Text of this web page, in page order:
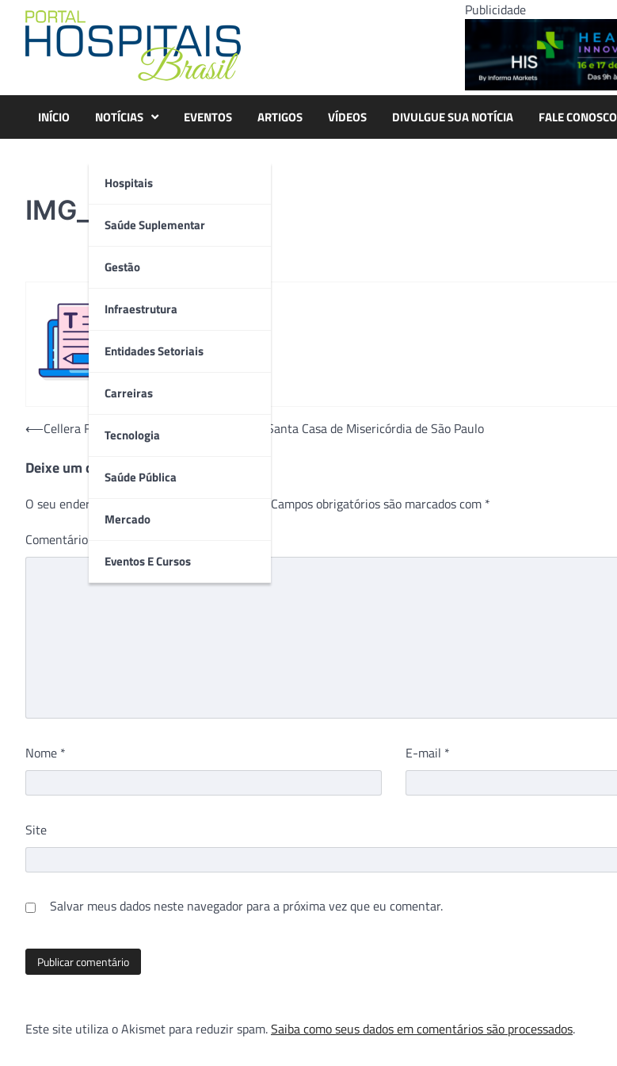
content
Publicidade
INÍCIO NOTÍCIAS
Hospitais
Saúde Suplementar
Gestão
Infraestrutura
Entidades Setoriais
Carreiras
Tecnologia
Saúde Pública
Mercado
Eventos E Cursos
EVENTOS ARTIGOS VÍDEOS DIVULGUE SUA NOTÍCIA FALE CONOSCO
IMG_0169
Navegação
Post
⟵Cellera Farma faz doação de probióticos à Santa Casa de Misericórdia de São Paulo
Deixe um comentário
O seu endereço de e-mail não será publicado. Campos obrigatórios são marcados com *
Comentário
Nome * E-mail *
Site
Salvar meus dados neste navegador para a próxima vez que eu comentar.
Este site utiliza o Akismet para reduzir spam.Saiba como seus dados em comentários são processados.